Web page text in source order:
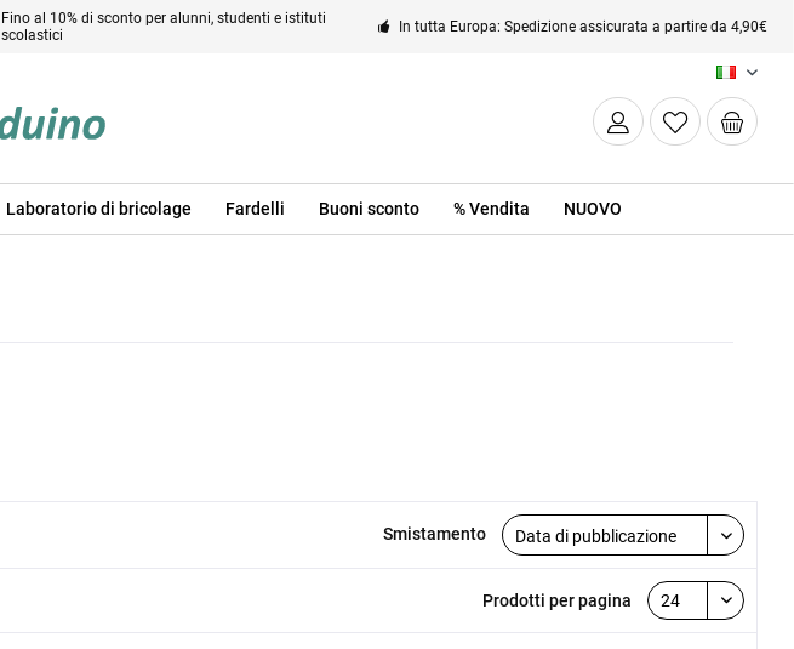
Fino al 10% di sconto per alunni, studenti e istituti
scolastici
In tutta Europa: Spedizione assicurata a partire da 4,90€
IT
Laboratorio di bricolage Fardelli Buoni sconto % Vendita NUOVO
Smistamento
Prodotti per pagina